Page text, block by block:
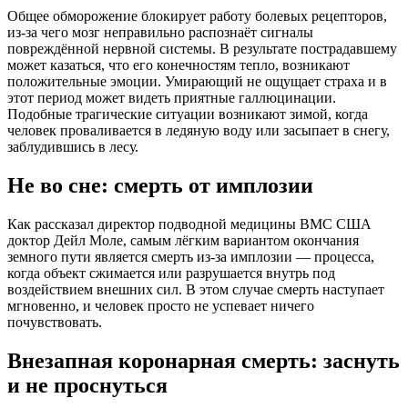
Общее обморожение блокирует работу болевых рецепторов,
из-за чего мозг неправильно распознаёт сигналы
повреждённой нервной системы. В результате пострадавшему
может казаться, что его конечностям тепло, возникают
положительные эмоции. Умирающий не ощущает страха и в
этот период может видеть приятные галлюцинации.
Подобные трагические ситуации возникают зимой, когда
человек проваливается в ледяную воду или засыпает в снегу,
заблудившись в лесу.
Не во сне: смерть от имплозии
Как рассказал директор подводной медицины ВМС США
доктор Дейл Моле, самым лёгким вариантом окончания
земного пути является смерть из-за имплозии — процесса,
когда объект сжимается или разрушается внутрь под
воздействием внешних сил. В этом случае смерть наступает
мгновенно, и человек просто не успевает ничего
почувствовать.
Внезапная коронарная смерть: заснуть
и не проснуться